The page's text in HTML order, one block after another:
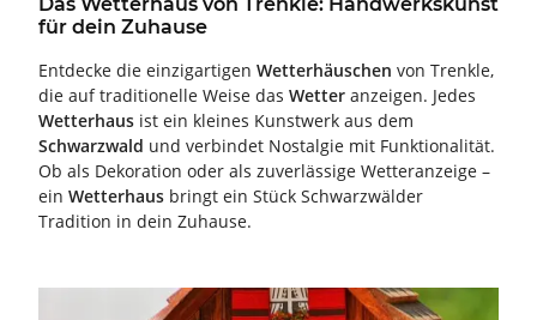
für dein Zuhause
Entdecke die einzigartigen Wetterhäuschen von Trenkle,
die auf traditionelle Weise das Wetter anzeigen. Jedes
Wetterhaus ist ein kleines Kunstwerk aus dem
Schwarzwald und verbindet Nostalgie mit Funktionalität.
Ob als Dekoration oder als zuverlässige Wetteranzeige –
ein Wetterhaus bringt ein Stück Schwarzwälder
Tradition in dein Zuhause.